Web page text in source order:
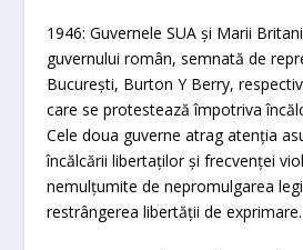
1946: Guvernele SUA și Marii
guvernului român, semnată de
București, Burton Y Berry,
care se protestează împotriva
Cele doua guverne atrag atenția
încălcării libertaților și frecvenței
nemulțumite de nepromulgarea
restrângerea libertății de exprimare.